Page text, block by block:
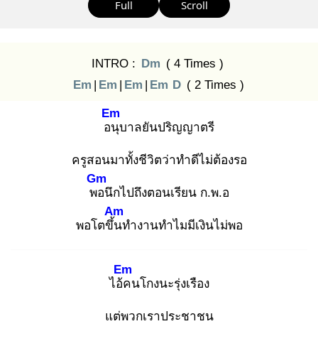
Full Scroll
INTRO : Dm ( 4 Times )
Em | Em | Em | Em D ( 2 Times )
อนุ
Em
บาลยันปริญญาตรี
ครูสอนมาทั้งชีวิตว่าทำดีไม่ต้องรอ
พอ
Gm
นึกไปถึงตอนเรียน ก.พ.อ
พอโตขึ้น
Am
ทำงานทำไมมีเงินไม่พอ
ไอ้ค
Em
นโกงนะรุ่งเรือง
แต่พวกเราประชาชน